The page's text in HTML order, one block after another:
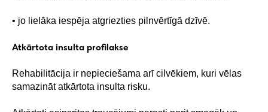
• jo lielāka iespēja atgriezties pilnvērtīgā dzīvē.
Atkārtota insulta profilakse
Rehabilitācija ir nepieciešama arī cilvēkiem, kuri vēlas
samazināt atkārtota insulta risku.